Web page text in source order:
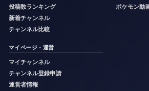
投稿数ランキング
新着チャンネル
チャンネル比較
ポケモン動
マイページ・運営
マイチャンネル
チャンネル登録申請
運営者情報